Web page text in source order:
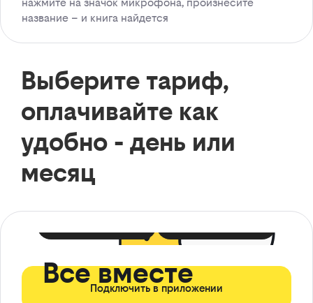
название – и книга найдется
Выберите тариф,
оплачивайте как
удобно - день или
месяц
Все вместе
Подключить в приложении